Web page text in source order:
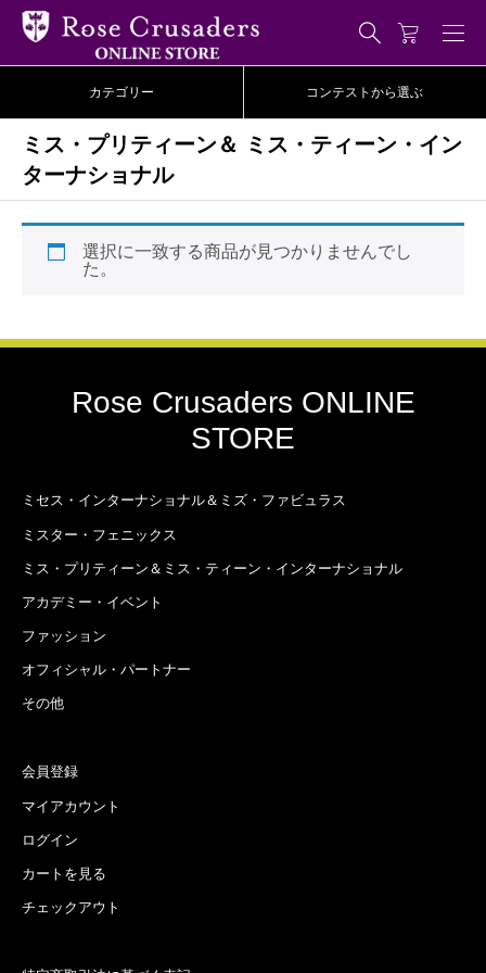
カテゴリー コンテストから選ぶ
ミス・プリティーン＆ ミス・ティーン・イン
ターナショナル
選択に一致する商品が見つかりませんでし
た。
Rose Crusaders ONLINE
STORE
ミセス・インターナショナル＆ミズ・ファビュラス
ミスター・フェニックス
ミス・プリティーン＆ミス・ティーン・インターナショナル
アカデミー・イベント
ファッション
オフィシャル・パートナー
その他
会員登録
マイアカウント
ログイン
カートを見る
チェックアウト